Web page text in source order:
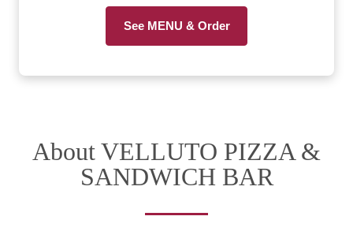
See MENU & Order
About VELLUTO PIZZA &
SANDWICH BAR